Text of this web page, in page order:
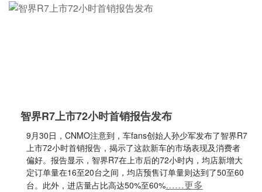
智界R7上市72小时首销报告发布
9月30日，CNMO注意到，车fans创始人孙少军发布了智界R7
上市72小时首销报告，揭示了这款新车的市场表现及消费者
偏好。报告显示，智界R7在上市后的72小时内，均店新增大
定订单量在16至20台之间，均店预售订单量则达到了50至60
台。此外，进店量占比高达50%至60%……更多